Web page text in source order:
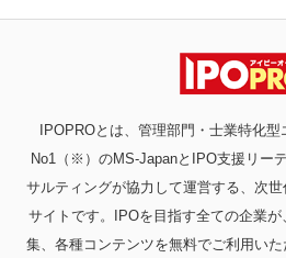
IPOPROとは、管理部門・士業特化
No1（※）のMS-JapanとIPO支援リー
サルティングが協力して運営する、次
サイトです。IPOを目指す全ての企業
集、各種コンテンツを無料でご利用い